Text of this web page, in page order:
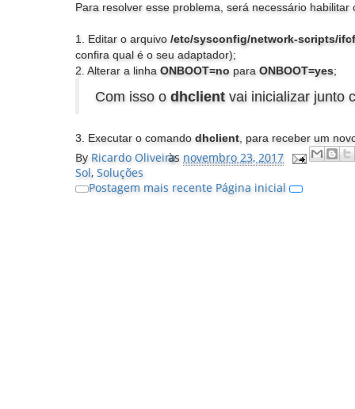
Para resolver esse problema, será necessário habilitar
1. Editar o arquivo /etc/sysconfig/network-scripts/
confira qual é o seu adaptador);
2. Alterar a linha ONBOOT=no para ONBOOT=yes;
Com isso o dhclient vai inicializar junto
3. Executar o comando dhclient, para receber um
By Ricardo Oliveira
às novembro 23, 2017
Sol, Soluções
Postagem mais recente Página inicial